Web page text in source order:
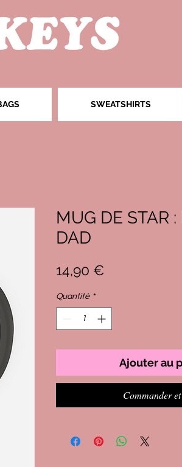
SWEATSHIRTS
MUG DE STAR
DAD
14,90 €
Quantité *
Ajouter au
Commander